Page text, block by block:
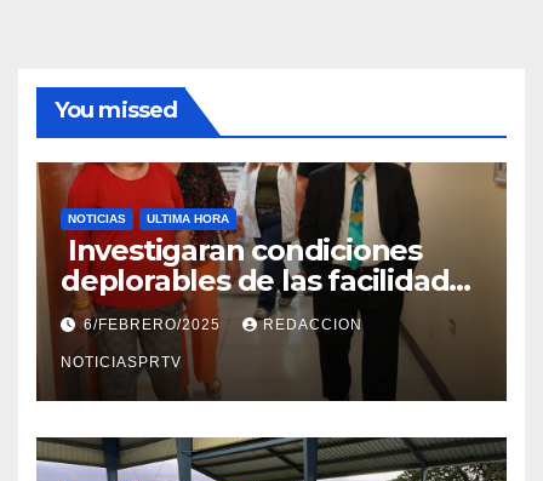
You missed
NOTICIAS ULTIMA HORA
Investigaran condiciones
deplorables de las facilidades
el Departamento de la Salud
en Mayagüez
6/FEBRERO/2025 REDACCION
NOTICIASPRTV